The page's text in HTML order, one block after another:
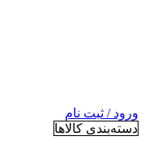
ورود / ثبت نام
دسته‌بندی کالاها